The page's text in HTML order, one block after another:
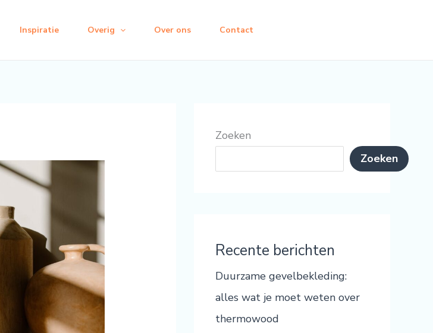
Inspiratie Overig Over ons Contact
Zoeken
Zoeken
Recente berichten
Duurzame gevelbekleding:
alles wat je moet weten over
thermowood